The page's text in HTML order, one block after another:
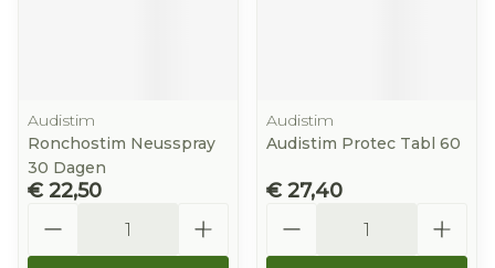
Audistim
Ronchostim Neusspray
30 Dagen
€ 22,50
Audistim
Audistim Protec Tabl 60
€ 27,40